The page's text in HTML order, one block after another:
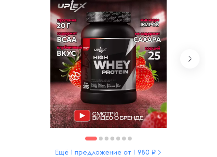
Ещё 1 предложение от 1 980 ₽